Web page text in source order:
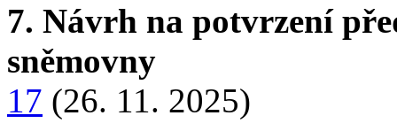
7. Návrh na potvrzení
sněmovny
17 (26. 11. 2025)